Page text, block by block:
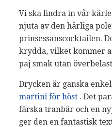
Vi ska lindra in vår
njuta av den härliga
prinsessanscocktailen.
krydda, vilket kommer
paj smak utan
Drycken är ganska
martini för höst . Det
färska tranbär och en
ger den en fantastisk